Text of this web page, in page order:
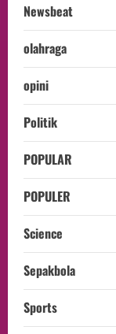
Newsbeat
olahraga
opini
Politik
POPULAR
POPULER
Science
Sepakbola
Sports